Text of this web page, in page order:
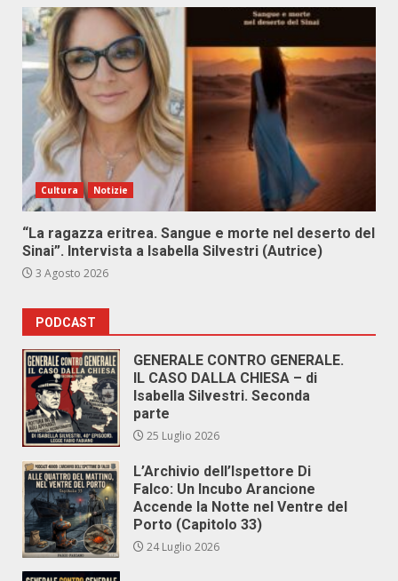
Cultura Notizie
“La ragazza eritrea. Sangue e morte nel deserto del
Sinai”. Intervista a Isabella Silvestri (Autrice)
3 Agosto 2026
PODCAST
GENERALE CONTRO GENERALE.
IL CASO DALLA CHIESA – di
Isabella Silvestri. Seconda
parte
25 Luglio 2026
L’Archivio dell’Ispettore Di
Falco: Un Incubo Arancione
Accende la Notte nel Ventre del
Porto (Capitolo 33)
24 Luglio 2026